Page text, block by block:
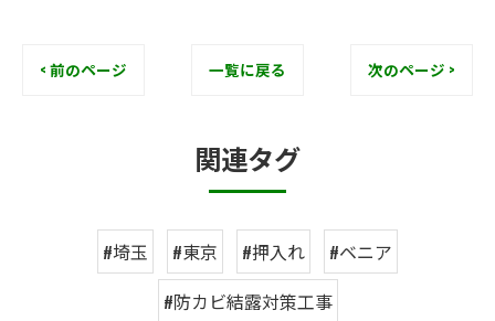
< 前のページ 一覧に戻る 次のページ >
関連タグ
#埼玉 #東京 #押入れ
#ベニア
#防カビ結露対策工事